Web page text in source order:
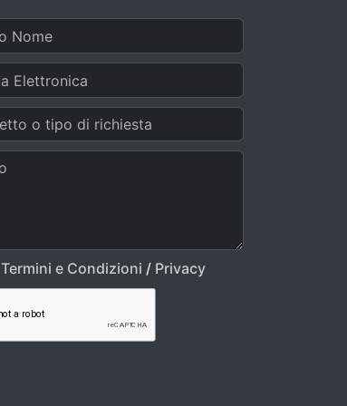
Termini e Condizioni / Privacy